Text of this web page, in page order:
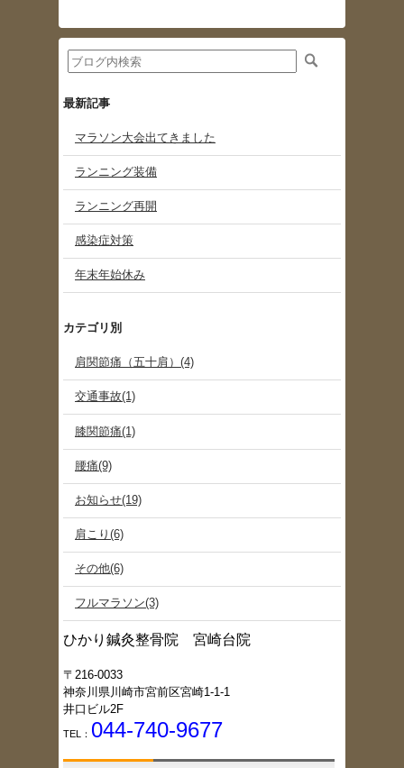
最新記事
マラソン大会出てきました
ランニング装備
ランニング再開
感染症対策
年末年始休み
カテゴリ別
肩関節痛（五十肩）(4)
交通事故(1)
膝関節痛(1)
腰痛(9)
お知らせ(19)
肩こり(6)
その他(6)
フルマラソン(3)
ひかり鍼灸整骨院 宮崎台院
〒216-0033
神奈川県川崎市宮前区宮崎1-1-1
井口ビル2F
TEL： 044-740-9677